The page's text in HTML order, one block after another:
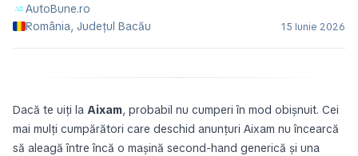
AutoBune.ro
România, Județul Bacău
15 Iunie 2026
Dacă te uiți la Aixam, probabil nu cumperi în mod obișnuit. Cei
mai mulți cumpărători care deschid anunțuri Aixam nu încearcă
să aleagă între încă o mașină second-hand generică și una